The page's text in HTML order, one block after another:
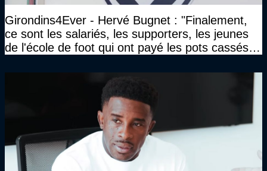
Girondins4Ever - Hervé Bugnet : "Finalement,
ce sont les salariés, les supporters, les jeunes
de l'école de foot qui ont payé les pots cassés